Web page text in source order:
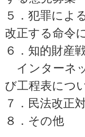
５．犯罪によ
改正する命令
６．知的財産
インターネ
び工程表につ
７．民法改正
８．その他